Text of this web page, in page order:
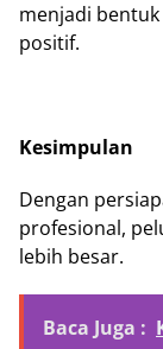
menjadi
positif.
Kesimpulan
Dengan
profesional,
lebih besar.
Baca Juga :